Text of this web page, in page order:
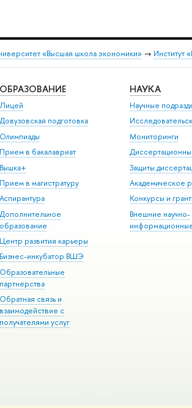
«Высшая школа экономики» → Институт
ОБРАЗОВАНИЕ
Лицей
Довузовская подготовка
Олимпиады
Прием в бакалавриат
Вышка+
Прием в магистратуру
Аспирантура
Дополнительное
образование
Центр развития карьеры
Бизнес-инкубатор ВШЭ
Образовательные
партнерства
Обратная связь и
взаимодействие с
получателями услуг
НАУКА
Научные
Мониторинги
Защиты
Академическое
Конкурсы и
Внешние научно-